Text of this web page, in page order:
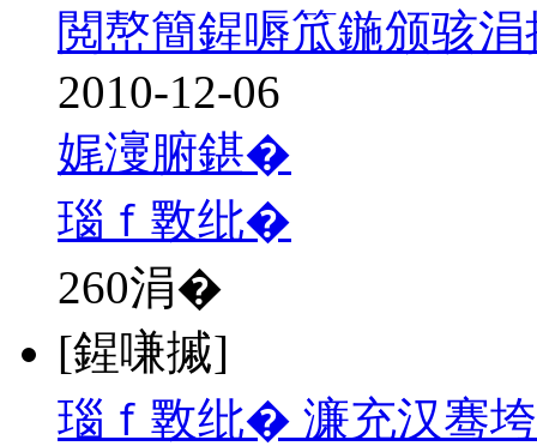
閲嶅簡鍟嗕笟鍦颁骇
2010-12-06
娓濅腑鍖�
瑙ｆ斁纰�
260涓�
[鍟嗛摵]
瑙ｆ斁纰� 濂充汉骞